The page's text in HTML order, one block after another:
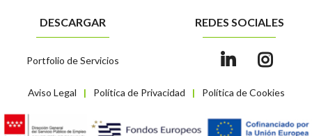
Aviso Legal | Política de Privacidad | Política de Cookies
DESCARGAR
Portfolio de Servicios
REDES SOCIALES